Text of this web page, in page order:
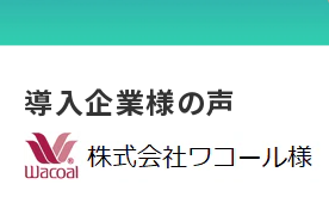
導入企業様の声